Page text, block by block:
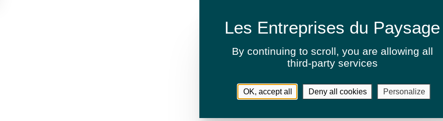
Élagage et abattage
Entretien de jardins ou espaces
Fauchage / Débroussaillage
By continuing to scroll, you are allowing all
third-party services
OK, accept all Deny all cookies Personalize